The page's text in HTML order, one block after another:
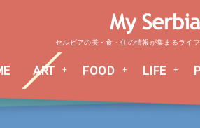
セルビアの美・食・住の情報が集まるライ
ART FOOD LIFE